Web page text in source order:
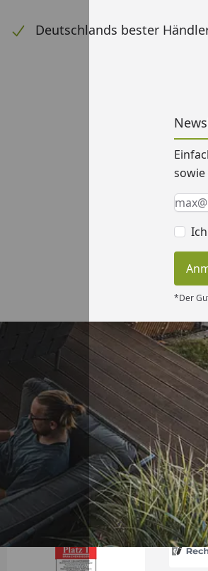
Deutschlands bester
sowie
E-
*Der